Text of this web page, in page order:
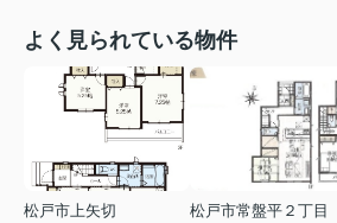
よく見られている物件
松戸市上矢切
松戸市常盤平２丁目